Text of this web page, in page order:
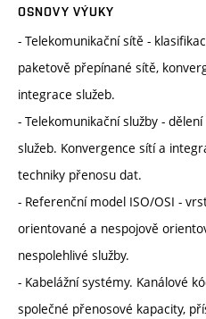
OSNOVY VÝUKY
- Telekomunikační sítě -
paketově přepínané sítě,
integrace služeb.
- Telekomunikační služby -
služeb. Konvergence sítí a
techniky přenosu dat.
- Referenční model ISO/OSI -
orientované a nespojově
nespolehlivé služby.
- Kabelážní systémy. Kanálové
společné přenosové kapacity,